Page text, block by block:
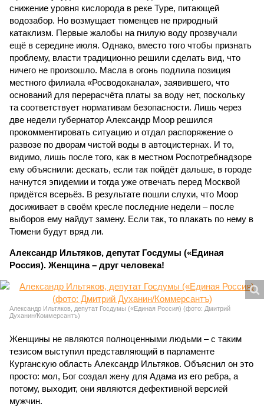
снижение уровня кислорода в реке Туре, питающей
водозабор. Но возмущает тюменцев не природный
катаклизм. Первые жалобы на гнилую воду прозвучали
ещё в середине июля. Однако, вместо того чтобы признать
проблему, власти традиционно решили сделать вид, что
ничего не произошло. Масла в огонь подлила позиция
местного филиала «Росводоканала», заявившего, что
оснований для перерасчёта платы за воду нет, поскольку
та соответствует нормативам безопасности. Лишь через
две недели губернатор Александр Моор решился
прокомментировать ситуацию и отдал распоряжение о
развозе по дворам чистой воды в автоцистернах. И то,
видимо, лишь после того, как в местном Роспотребнадзоре
ему объяснили: дескать, если так пойдёт дальше, в городе
начнутся эпидемии и тогда уже отвечать перед Москвой
придётся всерьёз. В результате пошли слухи, что Моор
досиживает в своём кресле последние недели – после
выборов ему найдут замену. Если так, то плакать по нему в
Тюмени будут вряд ли.
Александр Ильтяков, депутат Госдумы («Единая
Россия). Женщина – друг человека!
Александр Ильтяков, депутат Госдумы («Единая Россия) (фото: Дмитрий
Духанин/Коммерсантъ)
Женщины не являются полноценными людьми – с таким
тезисом выступил представляющий в парламенте
Курганскую область Александр Ильтяков. Объяснил он это
просто: мол, Бог создал жену для Адама из его ребра, а
потому, выходит, они являются дефективной версией
мужчин.